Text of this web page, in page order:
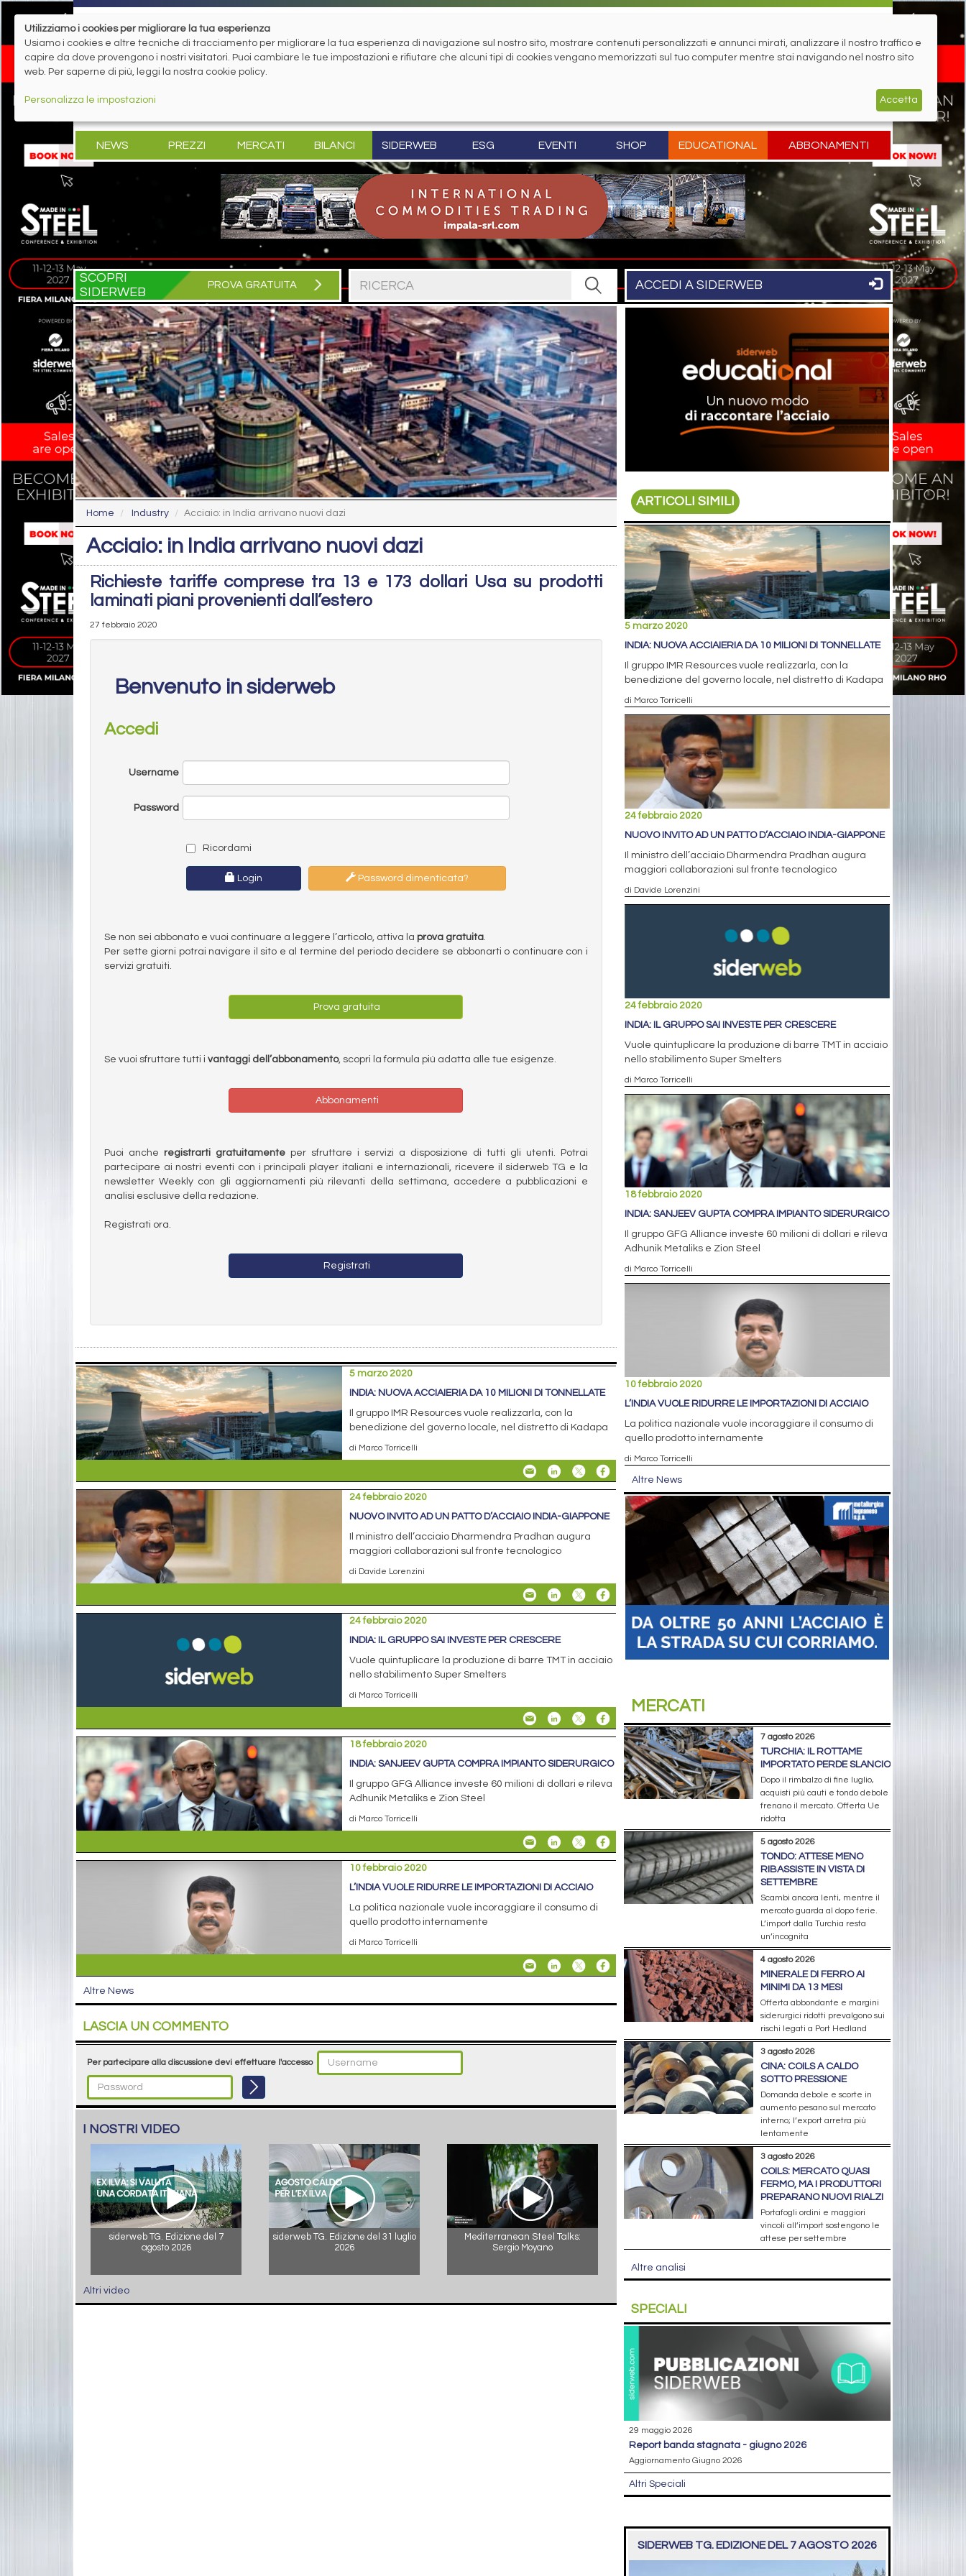
NEWS PREZZI MERCATI BILANCI SIDERWEB ESG EVENTI SHOP EDUCATIONAL ABBONAMENTI
SCOPRI
SIDERWEB
PROVA GRATUITA ACCEDI A SIDERWEB
Home Industry Acciaio: in India arrivano nuovi dazi
Acciaio: in India arrivano nuovi dazi
Richieste tariffe comprese tra 13 e 173 dollari Usa su prodotti
laminati piani provenienti dall’estero
27 febbraio 2020
Benvenuto in siderweb
Accedi
Username
Password
Ricordami
Login Password dimenticata?
Se non sei abbonato e vuoi continuare a leggere l’articolo, attiva la prova gratuita.
Per sette giorni potrai navigare il sito e al termine del periodo decidere se abbonarti o continuare con i
servizi gratuiti.
Prova gratuita
Se vuoi sfruttare tutti i vantaggi dell’abbonamento, scopri la formula più adatta alle tue esigenze.
Abbonamenti
Puoi anche registrarti gratuitamenteper sfruttare i servizi a disposizione di tutti gli utenti. Potrai
partecipare ai nostri eventi con i principali player italiani e internazionali, ricevere il siderweb TG e la
newsletter Weekly con gli aggiornamenti più rilevanti della settimana, accedere a pubblicazioni e
analisi esclusive della redazione.
Registrati ora.
Registrati
5 marzo 2020
INDIA: NUOVA ACCIAIERIA DA 10 MILIONI DI TONNELLATE
Il gruppo IMR Resources vuole realizzarla, con la
benedizione del governo locale, nel distretto di Kadapa
di Marco Torricelli
24 febbraio 2020
NUOVO INVITO AD UN PATTO D’ACCIAIO INDIA-GIAPPONE
Il ministro dell’acciaio Dharmendra Pradhan augura
maggiori collaborazioni sul fronte tecnologico
di Davide Lorenzini
24 febbraio 2020
INDIA: IL GRUPPO SAI INVESTE PER CRESCERE
Vuole quintuplicare la produzione di barre TMT in acciaio
nello stabilimento Super Smelters
di Marco Torricelli
18 febbraio 2020
INDIA: SANJEEV GUPTA COMPRA IMPIANTO SIDERURGICO
Il gruppo GFG Alliance investe 60 milioni di dollari e rileva
Adhunik Metaliks e Zion Steel
di Marco Torricelli
10 febbraio 2020
L’INDIA VUOLE RIDURRE LE IMPORTAZIONI DI ACCIAIO
La politica nazionale vuole incoraggiare il consumo di
quello prodotto internamente
di Marco Torricelli
Altre News
LASCIA UN COMMENTO
Per partecipare alla discussione devi effettuare l'accesso
I NOSTRI VIDEO
siderweb TG. Edizione del 7
agosto 2026
siderweb TG. Edizione del 31 luglio
2026
Mediterranean Steel Talks:
Sergio Moyano
Altri video
ARTICOLI SIMILI
5 marzo 2020
INDIA: NUOVA ACCIAIERIA DA 10 MILIONI DI TONNELLATE
Il gruppo IMR Resources vuole realizzarla, con la
benedizione del governo locale, nel distretto di Kadapa
di Marco Torricelli
24 febbraio 2020
NUOVO INVITO AD UN PATTO D’ACCIAIO INDIA-GIAPPONE
Il ministro dell’acciaio Dharmendra Pradhan augura
maggiori collaborazioni sul fronte tecnologico
di Davide Lorenzini
24 febbraio 2020
INDIA: IL GRUPPO SAI INVESTE PER CRESCERE
Vuole quintuplicare la produzione di barre TMT in acciaio
nello stabilimento Super Smelters
di Marco Torricelli
18 febbraio 2020
INDIA: SANJEEV GUPTA COMPRA IMPIANTO SIDERURGICO
Il gruppo GFG Alliance investe 60 milioni di dollari e rileva
Adhunik Metaliks e Zion Steel
di Marco Torricelli
10 febbraio 2020
L’INDIA VUOLE RIDURRE LE IMPORTAZIONI DI ACCIAIO
La politica nazionale vuole incoraggiare il consumo di
quello prodotto internamente
di Marco Torricelli
Altre News
MERCATI
7 agosto 2026
TURCHIA: IL ROTTAME
IMPORTATO PERDE SLANCIO
Dopo il rimbalzo di fine luglio,
acquisti più cauti e tondo debole
frenano il mercato. Offerta Ue
ridotta
5 agosto 2026
TONDO: ATTESE MENO
RIBASSISTE IN VISTA DI
SETTEMBRE
Scambi ancora lenti, mentre il
mercato guarda al dopo ferie.
L’import dalla Turchia resta
un’incognita
4 agosto 2026
MINERALE DI FERRO AI
MINIMI DA 13 MESI
Offerta abbondante e margini
siderurgici ridotti prevalgono sui
rischi legati a Port Hedland
3 agosto 2026
CINA: COILS A CALDO
SOTTO PRESSIONE
Domanda debole e scorte in
aumento pesano sul mercato
interno; l’export arretra più
lentamente
3 agosto 2026
COILS: MERCATO QUASI
FERMO, MA I PRODUTTORI
PREPARANO NUOVI RIALZI
Portafogli ordini e maggiori
vincoli all’import sostengono le
attese per settembre
Altre analisi
SPECIALI
29 maggio 2026
report banda stagnata - giugno 2026
Aggiornamento Giugno 2026
Altri Speciali
SIDERWEB TG. EDIZIONE DEL 7 AGOSTO 2026
Utilizziamo i cookies per migliorare la tua esperienza
Usiamo i cookies e altre tecniche di tracciamento per migliorare la tua esperienza di navigazione sul nostro sito, mostrare contenuti personalizzati e annunci mirati, analizzare il nostro traffico e
capire da dove provengono i nostri visitatori. Puoi cambiare le tue impostazioni e rifiutare che alcuni tipi di cookies vengano memorizzati sul tuo computer mentre stai navigando nel nostro sito
web. Per saperne di più, leggi la nostra cookie policy.
Personalizza le impostazioni Accetta